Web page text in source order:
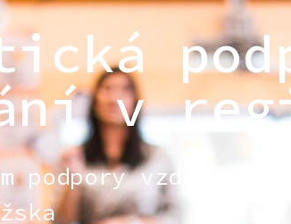
v
podpory